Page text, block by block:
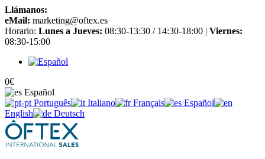
Llámanos:
eMail: marketing@oftex.es
Horario: Lunes a Jueves: 08:30-13:30 / 14:30-18:00 | Viernes:
08:30-15:00
0€
Español
Português
Italiano Français
Español
English
Deutsch